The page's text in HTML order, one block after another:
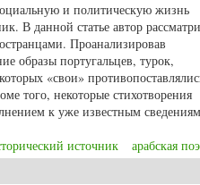
и политическую жизнь
В данной статье автор
Проанализировав
образы португальцев, турок,
«свои»
того, некоторые стихотворения
к уже известным
источник арабская